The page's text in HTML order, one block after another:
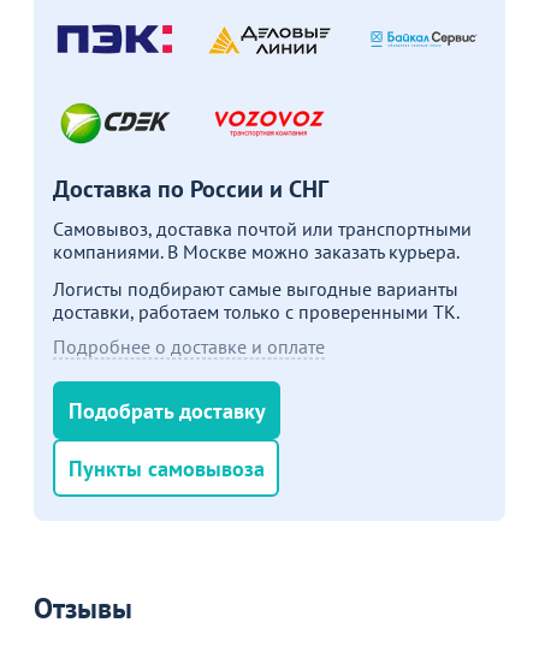
Доставка по России и СНГ
Самовывоз, доставка почтой или транспортными
компаниями. В Москве можно заказать курьера.
Логисты подбирают самые выгодные варианты
доставки, работаем только с проверенными ТК.
Подробнее о доставке и оплате
Подобрать доставку
Пункты самовывоза
Отзывы